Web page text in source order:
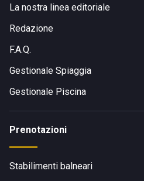
La nostra linea editoriale
Redazione
F.A.Q.
Gestionale Spiaggia
Gestionale Piscina
Prenotazioni
Stabilimenti balneari